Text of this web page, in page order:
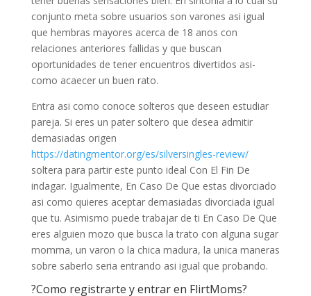
conjunto meta sobre usuarios son varones asi igual
que hembras mayores acerca de 18 anos con
relaciones anteriores fallidas y que buscan
oportunidades de tener encuentros divertidos asi­
como acaecer un buen rato.
Entra asi como conoce solteros que deseen estudiar
pareja. Si eres un pater soltero que desea admitir
demasiadas origen
https://datingmentor.org/es/silversingles-review/
soltera para partir este punto ideal Con El Fin De
indagar. Igualmente, En Caso De Que estas divorciado
asi­ como quieres aceptar demasiadas divorciada igual
que tu. Asimismo puede trabajar de ti En Caso De Que
eres alguien mozo que busca la trato con alguna sugar
momma, un varon o la chica madura, la unica maneras
sobre saberlo seria entrando asi igual que probando.
?Como registrarte y entrar en FlirtMoms?